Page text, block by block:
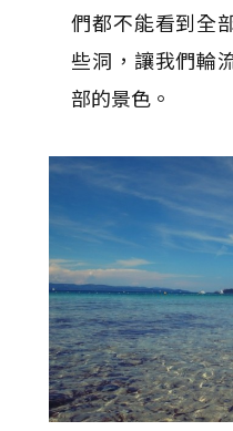
們都不能看到全
些洞，讓我們輪
部的景色。